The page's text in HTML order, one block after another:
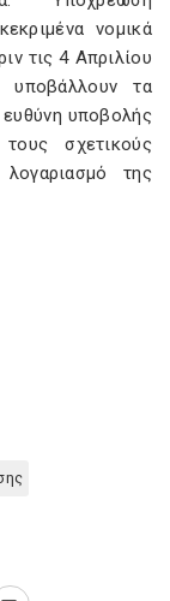
νομικά
τις 4 Απριλίου
τα
ευθύνη υποβολής
σχετικούς
της